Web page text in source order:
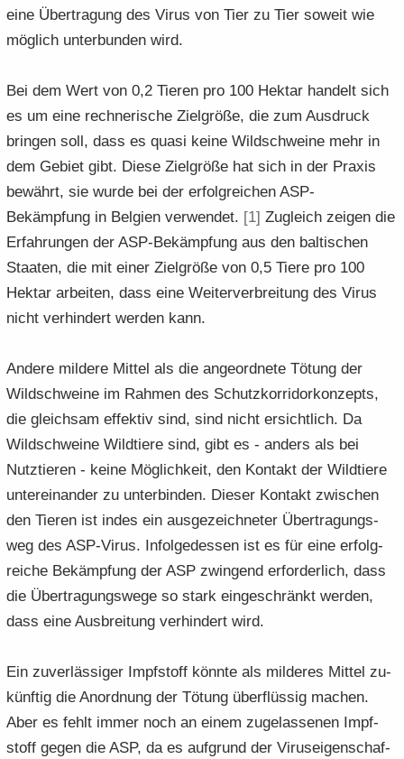
eine Über­tra­gung des Virus von Tier zu Tier so­weit wie
mög­lich un­ter­bun­den wird.
Bei dem Wert von 0,2 Tie­ren pro 100 Hekt­ar han­delt sich
es um eine rech­ne­ri­sche Ziel­grö­ße, die zum Aus­druck
brin­gen soll, dass es quasi keine Wild­schwei­ne mehr in
dem Ge­biet gibt. Diese Ziel­grö­ße hat sich in der Pra­xis
be­währt, sie wurde bei der er­folg­rei­chen ASP-​
Bekämpfung in Bel­gi­en ver­wen­det. [1] Zu­gleich zei­gen die
Er­fah­run­gen der ASP-​Bekämpfung aus den bal­ti­schen
Staa­ten, die mit einer Ziel­grö­ße von 0,5 Tiere pro 100
Hekt­ar ar­bei­ten, dass eine Wei­ter­ver­brei­tung des Virus
nicht ver­hin­dert wer­den kann.
An­de­re mil­de­re Mit­tel als die an­ge­ord­ne­te Tö­tung der
Wild­schwei­ne im Rah­men des Schutz­kor­ri­dor­kon­zepts,
die gleich­sam ef­fek­tiv sind, sind nicht er­sicht­lich. Da
Wild­schwei­ne Wild­tie­re sind, gibt es - an­ders als bei
Nutz­tie­ren - keine Mög­lich­keit, den Kon­takt der Wild­tie­re
un­ter­ein­an­der zu un­ter­bin­den. Die­ser Kon­takt zwi­schen
den Tie­ren ist indes ein aus­ge­zeich­ne­ter Über­tra­gungs­
weg des ASP-​Virus. In­fol­ge­des­sen ist es für eine er­folg­
rei­che Be­kämp­fung der ASP zwin­gend er­for­der­lich, dass
die Über­tra­gungs­we­ge so stark ein­ge­schränkt wer­den,
dass eine Aus­brei­tung ver­hin­dert wird.
Ein zu­ver­läs­si­ger Impf­stoff könn­te als mil­de­res Mit­tel zu­
künf­tig die An­ord­nung der Tö­tung über­flüs­sig ma­chen.
Aber es fehlt immer noch an einem zu­ge­las­se­nen Impf­
stoff gegen die ASP, da es auf­grund der Vi­rus­ei­gen­schaf­